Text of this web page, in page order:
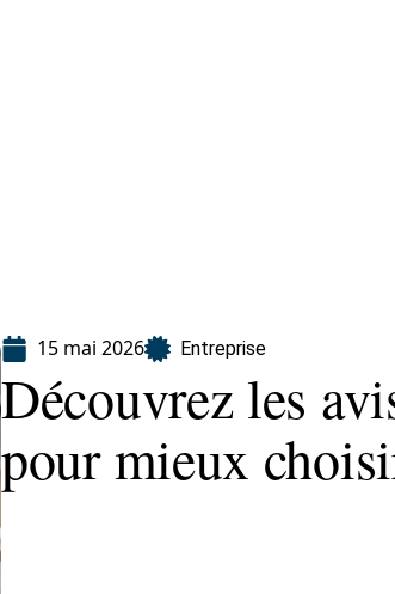
15 mai 2026 Entreprise
Découvrez les
pour mieux